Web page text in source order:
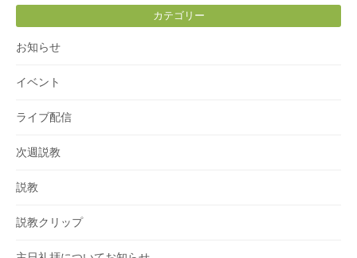
カテゴリー
お知らせ
イベント
ライブ配信
次週説教
説教
説教クリップ